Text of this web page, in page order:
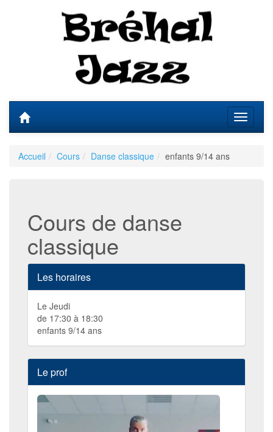
Accueil Cours Danse classique enfants 9/14 ans
Cours de danse
classique
Les horaires
Le Jeudi
de 17:30 à 18:30
enfants 9/14 ans
Le prof